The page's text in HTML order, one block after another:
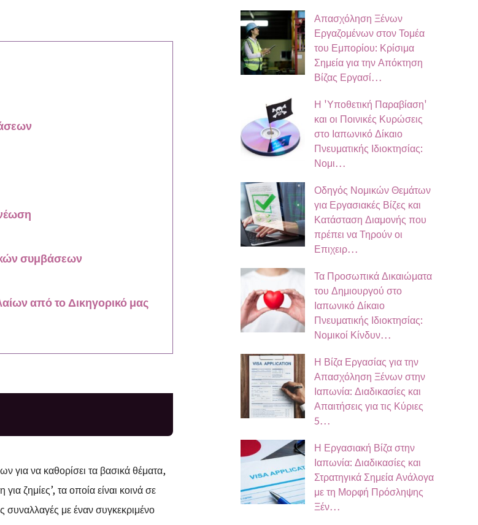
συμβάσεων
από το Δικηγορικό μας
για να καθορίσει τα βασικά θέματα,
ζημίες’, τα οποία είναι κοινά σε
συναλλαγές με έναν συγκεκριμένο
Απασχόληση Ξένων
Εργαζομένων στον Τομέα
του Εμπορίου: Κρίσιμα
Σημεία για την Απόκτηση
Βίζας Εργασί…
Η 'Υποθετική Παραβίαση'
και οι Ποινικές Κυρώσεις
στο Ιαπωνικό Δίκαιο
Πνευματικής Ιδιοκτησίας:
Νομι…
Οδηγός Νομικών Θεμάτων
για Εργασιακές Βίζες και
Κατάσταση Διαμονής που
πρέπει να Τηρούν οι
Επιχειρ…
Τα Προσωπικά Δικαιώματα
του Δημιουργού στο
Ιαπωνικό Δίκαιο
Πνευματικής Ιδιοκτησίας:
Νομικοί Κίνδυν…
Η Βίζα Εργασίας για την
Απασχόληση Ξένων στην
Ιαπωνία: Διαδικασίες και
Απαιτήσεις για τις Κύριες
5…
Η Εργασιακή Βίζα στην
Ιαπωνία: Διαδικασίες και
Στρατηγικά Σημεία Ανάλογα
με τη Μορφή Πρόσληψης
Ξέν…